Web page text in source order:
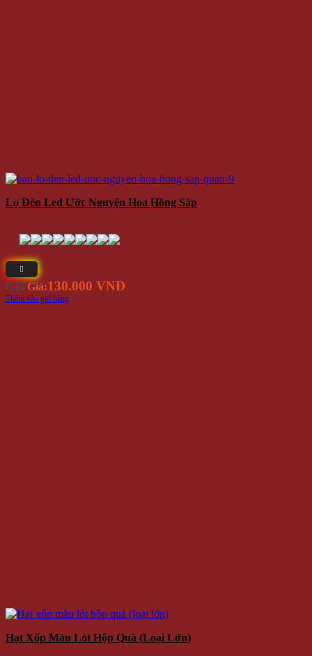
Lọ Đèn Led Ước Nguyện Hoa Hồng Sáp
Giá Giá:130.000 VNĐ
Thêm vào giỏ hàng
Hạt Xốp Màu Lót Hộp Quà (loại Lớn)